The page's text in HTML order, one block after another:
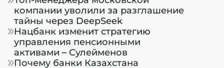
компании уволили за разглашение
тайны через DeepSeek
Нацбанк изменит стратегию
управления пенсионными
активами – Сулейменов
Почему банки Казахстана